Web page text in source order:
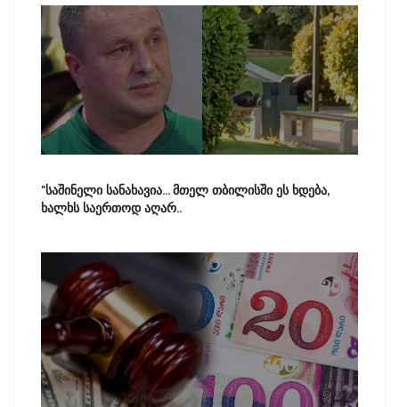
"საშინელი სანახავია... მთელ თბილისში ეს ხდება,
ხალხს საერთოდ აღარ..